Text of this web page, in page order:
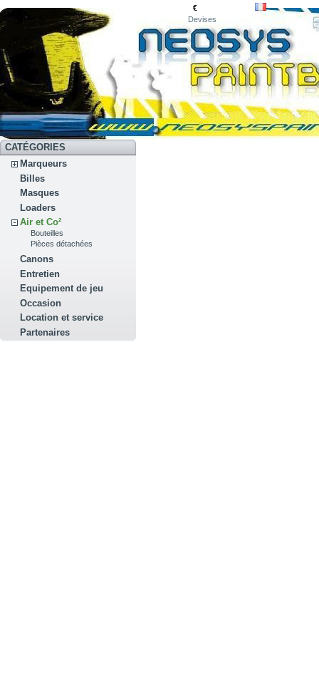
€
Devises
CATÉGORIES
Marqueurs
Billes
Masques
Loaders
Air et Co²
Bouteilles
Pièces détachées
Canons
Entretien
Equipement de jeu
Occasion
Location et service
Partenaires